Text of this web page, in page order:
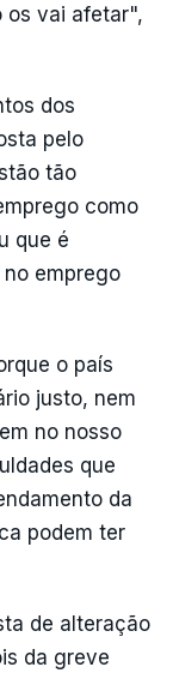
os vai afetar",
dos
pelo
tão
como
que é
emprego
o país
justo, nem
no nosso
que
da
podem ter
de alteração
da greve